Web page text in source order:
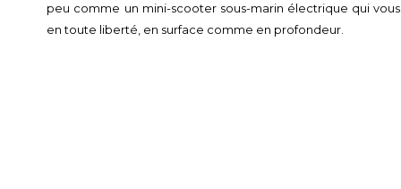
peu comme un mini-scooter sous-marin électrique qui
en toute liberté, en surface comme en profondeur.